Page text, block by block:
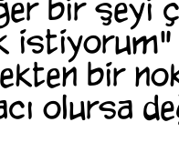
bir şeyi
istiyorum"
bir
olursa